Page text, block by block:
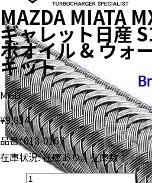
MAZDA MIATA
ギャレット日産
ボオイル & ウォ
キット
MGD
¥9,834
品番:018-0167
在庫状況:在庫あり。在庫数：